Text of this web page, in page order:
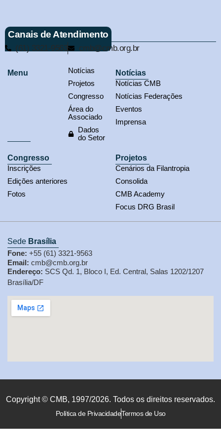
Canais de Atendimento
(61) 3321-9563 cmb@cmb.org.br
Menu
Notícias
Projetos
Congresso
Área do
Associado
Dados
do Setor
Notícias
Notícias CMB
Notícias Federações
Eventos
Imprensa
Congresso
Inscrições
Edições anteriores
Fotos
Projetos
Cenários da Filantropia
Consolida
CMB Academy
Focus DRG Brasil
Sede Brasília
Fone: +55 (61) 3321-9563
Email: cmb@cmb.org.br
Endereço: SCS Qd. 1, Bloco I, Ed. Central, Salas 1202/1207
Brasília/DF
Copyright © CMB, 1997/2026. Todos os direitos reservados.
Política de PrivacidadeTermos de Uso